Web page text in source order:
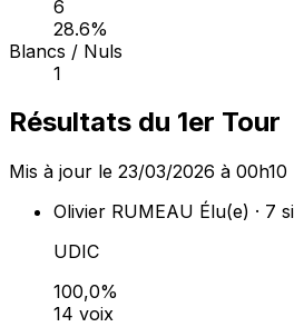
6
28.6%
Blancs / Nuls
1
Résultats du 1er Tour
Mis à jour le 23/03/2026 à 00h10
Olivier RUMEAU Élu(e) · 7
UDIC
100,0%
14 voix